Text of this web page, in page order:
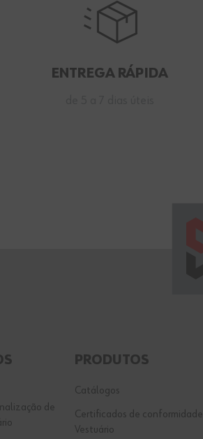
ENTREGA RÁPIDA
de
PRODUTOS
Catálogos
Certificados de conformidade
Vestuário